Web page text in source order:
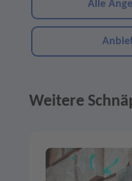
Alle
Weitere